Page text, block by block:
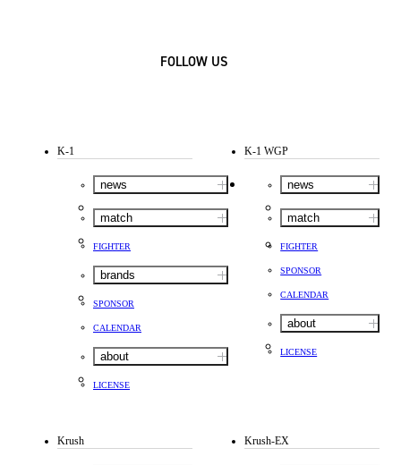
FOLLOW US
K-1
news
match
FIGHTER
brands
SPONSOR
CALENDAR
about
LICENSE
K-1 WGP
news
match
FIGHTER
SPONSOR
CALENDAR
about
LICENSE
Krush Krush-EX